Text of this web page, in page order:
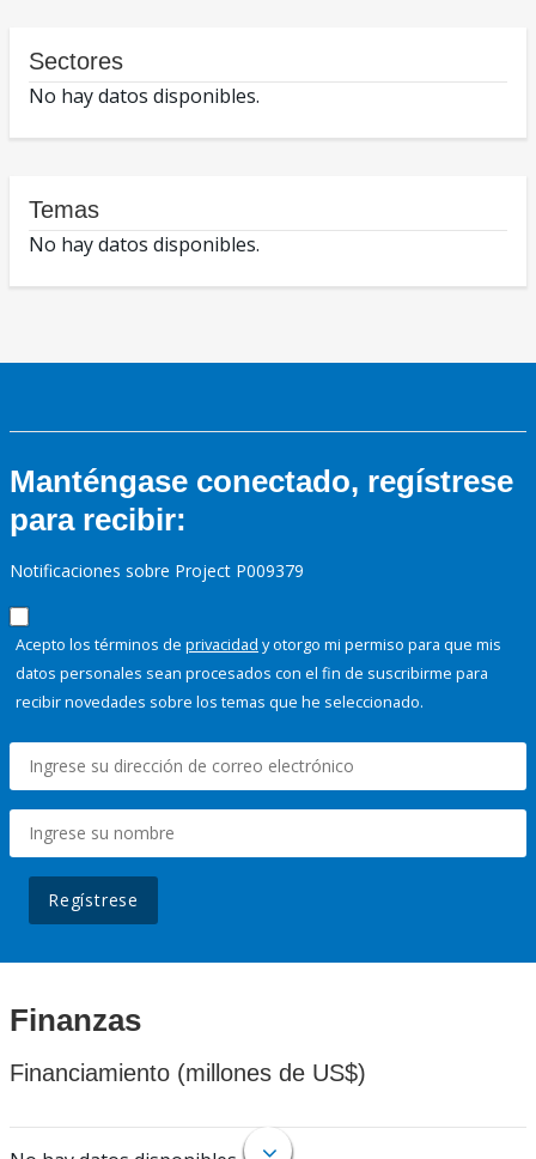
Sectores
No hay datos disponibles.
Temas
No hay datos disponibles.
Manténgase conectado, regístrese
para recibir:
Notificaciones sobre Project P009379
Acepto los términos de privacidad y otorgo mi permiso para que mis
datos personales sean procesados con el fin de suscribirme para
recibir novedades sobre los temas que he seleccionado.
Regístrese
Finanzas
Financiamiento (millones de US$)